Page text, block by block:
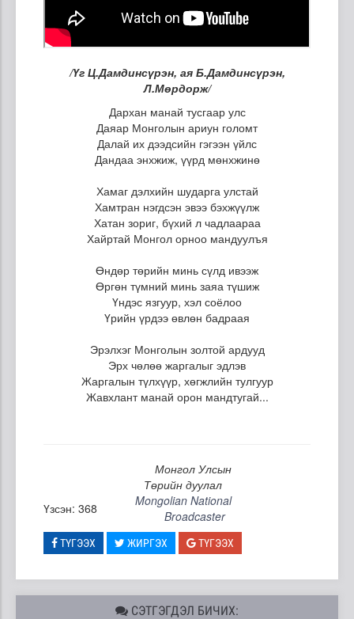
/Үг Ц.Дамдинсүрэн, ая Б.Дамдинсүрэн,
Л.Мөрдорж/
Дархан манай тусгаар улс
Даяар Монголын ариун голомт
Далай их дээдсийн гэгээн үйлс
Дандаа энхжиж, үүрд мөнхжинө
Хамаг дэлхийн шударга улстай
Хамтран нэгдсэн эвээ бэхжүүлж
Хатан зориг, бүхий л чадлаараа
Хайртай Монгол орноо мандуулъя
Өндөр төрийн минь сүлд ивээж
Өргөн түмний минь заяа түшиж
Үндэс язгуур, хэл соёлоо
Үрийн үрдээ өвлөн бадраая
Эрэлхэг Монголын золтой ардууд
Эрх чөлөө жаргалыг эдлэв
Жаргалын түлхүүр, хөгжлийн тулгуур
Жавхлант манай орон мандтугай...
Монгол Улсын
Төрийн дуулал
Үзсэн: 368
Mongolian National
Broadcaster
ТҮГЭЭХ ЖИРГЭХ ТҮГЭЭХ
СЭТГЭГДЭЛ БИЧИХ: